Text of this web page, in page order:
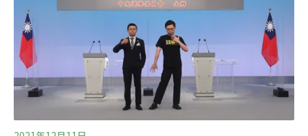
零轉型。（經濟日報報導）推動海洋綠能開發 國海院偕富
鴻網簽備忘錄國家海洋研究院23日與富鴻網股份有限公司
簽署合作備忘錄，未來合作共同發展黑潮海洋綠能開發科
技與交流，促進雙方研究人員在學術研究與產業化等面向
合作。這次簽署合作備忘錄針對海洋能源重要領域關鍵技
術研發與應用。